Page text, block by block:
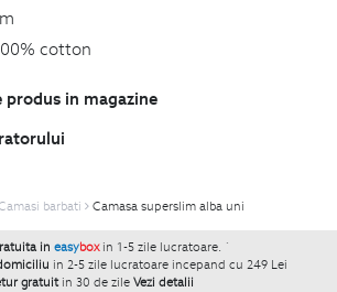
cotton
in magazine
barbati Camasa superslim alba uni
in easybox in 1-5 zile lucratoare. `
in 2-5 zile lucratoare incepand cu 249 Lei
gratuit in 30 de zile Vezi detalii